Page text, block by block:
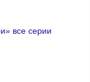
все серии